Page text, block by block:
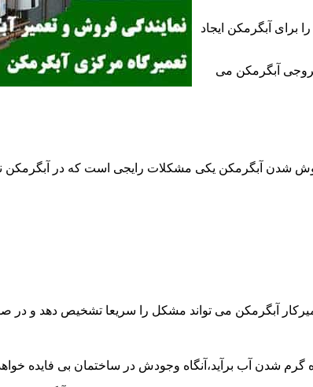
برای آبگرمکن ایجاد
آبگرمکن می
شدن آبگرمکن یکی مشکلات رایجی است که در آبگرمکن
آبگرمکن می تواند مشکل را سریعا تشخیص دهد و در
گرم شدن آب برآید،آنگاه وجودش در ساختمان بی فایده